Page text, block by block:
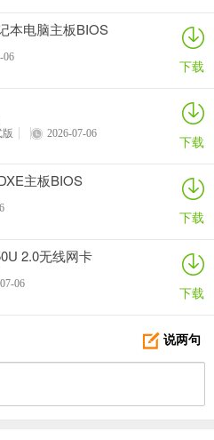
本电脑主板BIOS
06 下载
版
2026-07-06 下载
主板BIOS
下载
2.0无线网卡
06 下载
说两句